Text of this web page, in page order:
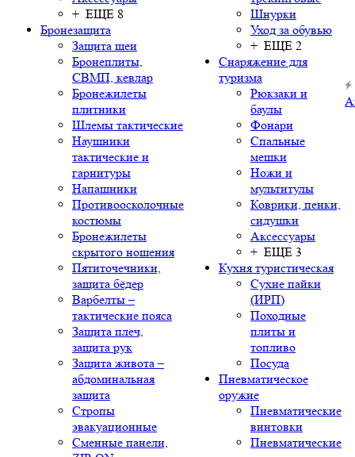
+ ЕЩЕ 8
Бронезащита
Защита шеи
Бронеплиты,
СВМП, кевлар
Бронежилеты
плитники
Шлемы тактические
Наушники
тактические и
гарнитуры
Напашники
Противоосколочные
костюмы
Бронежилеты
скрытого ношения
Пятиточечники,
защита бёдер
Варбелты –
тактические пояса
Защита плеч,
защита рук
Защита живота –
абдоминальная
защита
Стропы
эвакуационные
Сменные панели,
Шнурки
Уход за обувью
+ ЕЩЕ 2
Снаряжение для
туризма
Рюкзаки и
баулы
Фонари
Спальные
мешки
Ножи и
мультитулы
Коврики, пенки,
сидушки
Аксессуары
+ ЕЩЕ 3
Кухня туристическая
Сухие пайки
(ИРП)
Походные
плиты и
топливо
Посуда
Пневматическое
оружие
Пневматические
винтовки
Пневматические